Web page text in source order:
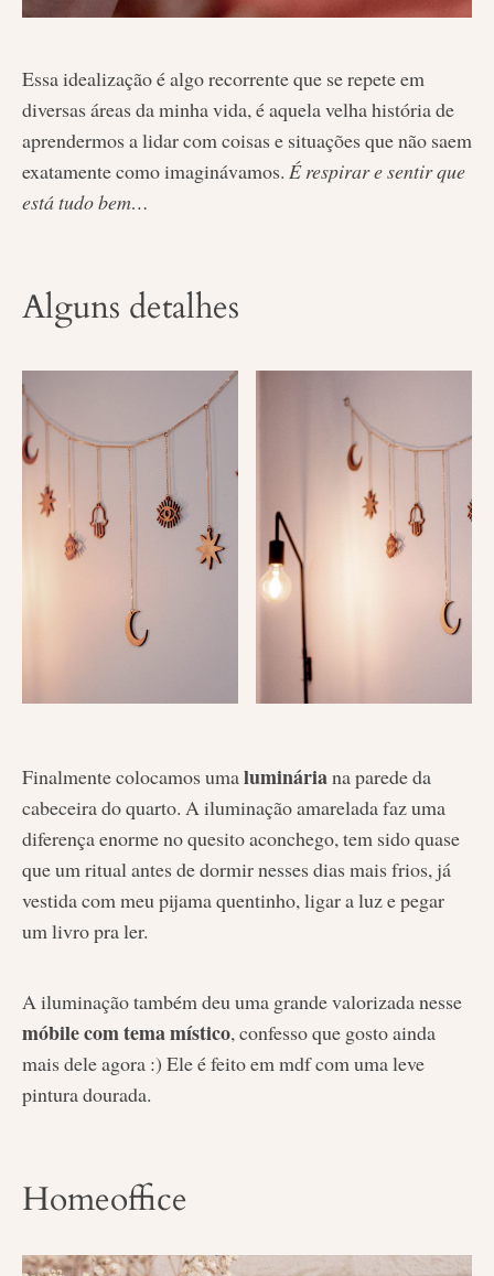
Essa idealização é algo recorrente que se repete em
diversas áreas da minha vida, é aquela velha história de
aprendermos a lidar com coisas e situações que não saem
exatamente como imaginávamos. É respirar e sentir que
está tudo bem…
Alguns detalhes
Finalmente colocamos umalumináriana parede da
cabeceira do quarto. A iluminação amarelada faz uma
diferença enorme no quesito aconchego, tem sido quase
que um ritual antes de dormir nesses dias mais frios, já
vestida com meu pijama quentinho, ligar a luz e pegar
um livro pra ler.
A iluminação também deu uma grande valorizada nesse
móbile com tema místico, confesso que gosto ainda
mais dele agora :) Ele é feito em mdf com uma leve
pintura dourada.
Homeoffice